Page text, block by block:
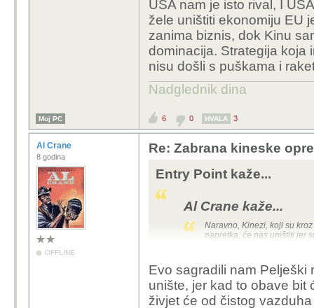
USA nam je isto rival, I
žele uništiti ekonomiju EU
zanima biznis, dok Kinu
dominacija. Strategija koja
nisu došli s puškama i
Nadglednik dina
Moj PC 6 0 HVALA 3
Al Crane
8 godina
OFFLINE
Re: Zabrana kineske
Entry Point kaže...
Al Crane kaže...
Naravno, Kinezi, koji su
napretka, će nas uništiti jer
Naravno da žele
Evo sagradili nam Pelješki
unište, jer kad to obave bit
živjet će od čistog